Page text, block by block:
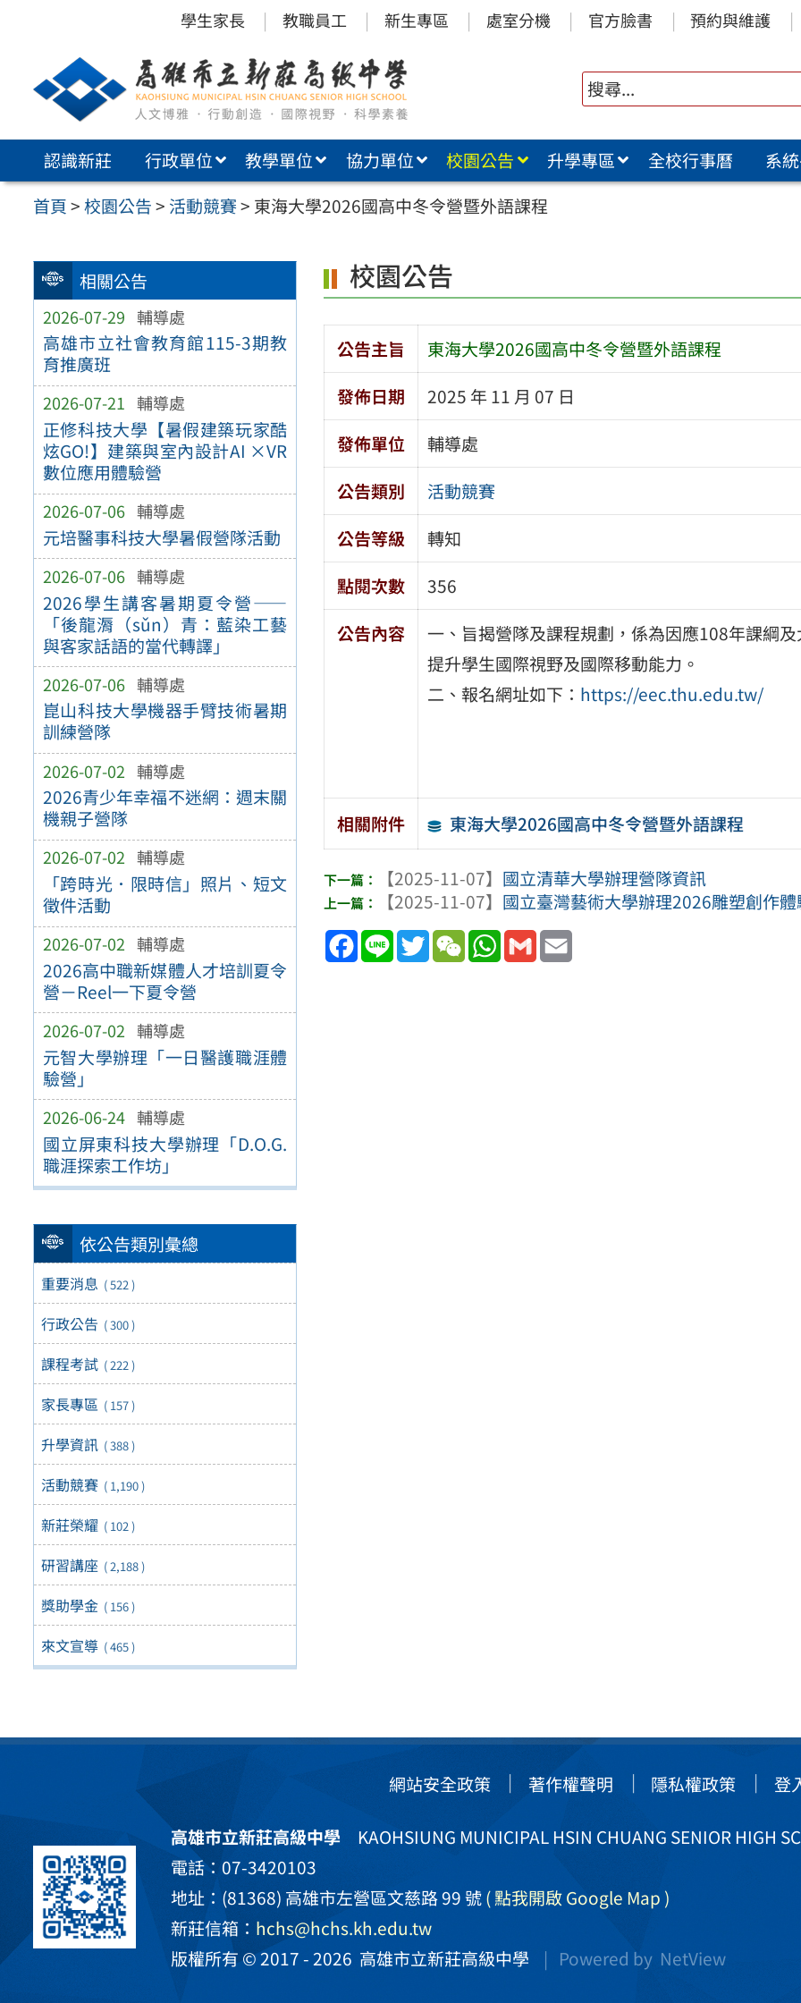
內
學生家長 教職員工 新生專區 處室分機 官方臉書 預約與維護
認識新莊 行政單位 教學單位 協力單位 校園公告 升學專區 全校行事曆
系
首頁>校園公告> 活動競賽> 東海大學2026國高中冬令營暨外語課程
相關公告
2026-07-29 輔導處
高雄市立社會教育館115-3期教
育推廣班
2026-07-21 輔導處
正修科技大學【暑假建築玩家酷
炫GO!】建築與室內設計AI ×VR
數位應用體驗營
2026-07-06 輔導處
元培醫事科技大學暑假營隊活動
2026-07-06 輔導處
2026學生講客暑期夏令營——
「後龍漘（sǔn）青：藍染工藝
與客家話語的當代轉譯」
2026-07-06 輔導處
崑山科技大學機器手臂技術暑期
訓練營隊
2026-07-02 輔導處
2026青少年幸福不迷網：週末關
機親子營隊
2026-07-02 輔導處
「跨時光．限時信」照片、短文
徵件活動
2026-07-02 輔導處
2026高中職新媒體人才培訓夏令
營－Reel一下夏令營
2026-07-02 輔導處
元智大學辦理「一日醫護職涯體
驗營」
2026-06-24 輔導處
國立屏東科技大學辦理「D.O.G.
職涯探索工作坊」
依公告類別彙總
重要消息 ( 522 )
行政公告 ( 300 )
課程考試 ( 222 )
家長專區 ( 157 )
升學資訊 ( 388 )
活動競賽 ( 1,190 )
新莊榮耀 ( 102 )
研習講座 ( 2,188 )
獎助學金 ( 156 )
來文宣導 ( 465 )
校園公告
公告主旨
東海大學2026國高中冬令營暨外語課程
發佈日期
2025 年 11 月 07 日
發佈單位
輔導處
公告類別
活動競賽
公告等級
轉知
點閱次數
356
公告內容
一、旨揭營隊及課程規劃，係為因應108年課綱
提升學生國際視野及國際移動能力。
二、報名網址如下： https://eec.thu.edu.tw/
相關附件 東海大學2026國高中冬令營暨外語課程
【2025-11-07】 國立清華大學辦理營隊資訊
【2025-11-07】 國立臺灣藝術大學辦理2026雕塑創作
Facebook
Line TwitterWeChatWhatsApp
Gmail
網站安全政策 著作權聲明 隱私權政策 登
高雄市立新莊高級中學KAOHSIUNG MUNICIPAL HSIN CHUANG SENIOR HIGH
電話：07-3420103
地址：(81368) 高雄市左營區文慈路 99 號( 點我開啟 Google Map )
新莊信箱： hchs@hchs.kh.edu.tw
版權所有 © 2017 - 2026 高雄市立新莊高級中學 | Powered by NetView